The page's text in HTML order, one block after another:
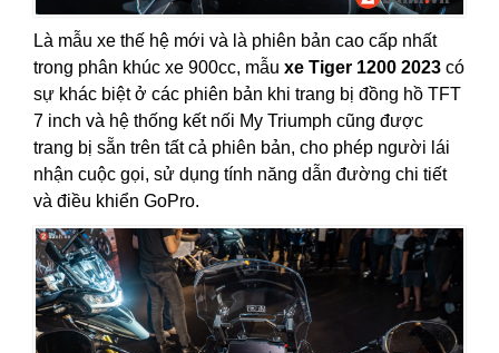
Là mẫu xe thế hệ mới và là phiên bản cao cấp nhất
trong phân khúc xe 900cc, mẫu xe Tiger 1200 2023 có
sự khác biệt ở các phiên bản khi trang bị đồng hồ TFT
7 inch và hệ thống kết nối My Triumph cũng được
trang bị sẵn trên tất cả phiên bản, cho phép người lái
nhận cuộc gọi, sử dụng tính năng dẫn đường chi tiết
và điều khiển GoPro.